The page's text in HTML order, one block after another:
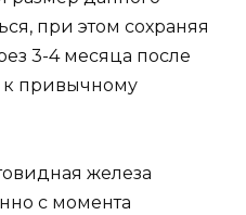
при этом сохраняя
3-4 месяца после
к привычному
железа
с момента